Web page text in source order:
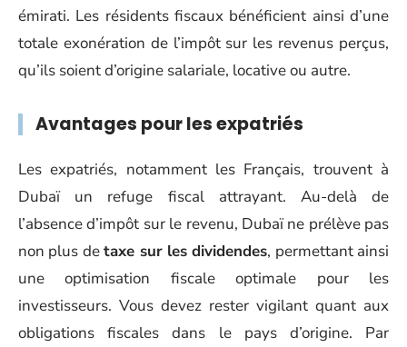
émirati. Les résidents fiscaux bénéficient ainsi d’une
totale exonération de l’impôt sur les revenus perçus,
qu’ils soient d’origine salariale, locative ou autre.
Avantages pour les expatriés
Les expatriés, notamment les Français, trouvent à
Dubaï un refuge fiscal attrayant. Au-delà de
l’absence d’impôt sur le revenu, Dubaï ne prélève pas
non plus detaxe sur les dividendes, permettant ainsi
une optimisation fiscale optimale pour les
investisseurs. Vous devez rester vigilant quant aux
obligations fiscales dans le pays d’origine. Par